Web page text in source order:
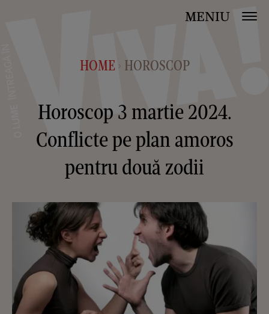
MENIU
HOME > HOROSCOP
Horoscop 3 martie 2024.
Conflicte pe plan amoros
pentru două zodii